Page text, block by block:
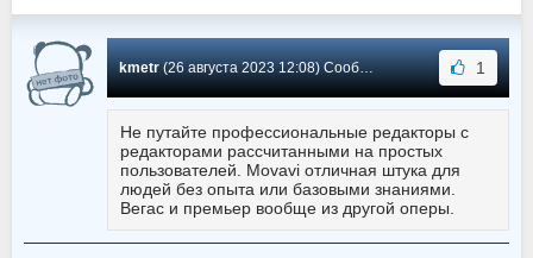
kmetr(26 августа 2023 12:08) Сообщение #562 1
Не путайте профессиональные редакторы с
редакторами рассчитанными на простых
пользователей. Movavi отличная штука для
людей без опыта или базовыми знаниями.
Вегас и премьер вообще из другой оперы.